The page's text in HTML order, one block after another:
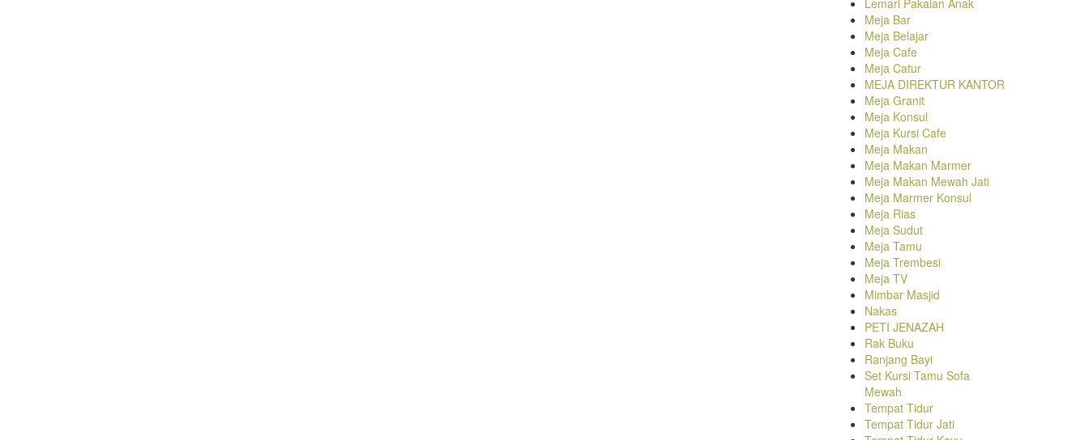
Lemari Pakaian Anak
Meja Bar
Meja Belajar
Meja Cafe
Meja Catur
MEJA DIREKTUR KANTOR
Meja Granit
Meja Konsul
Meja Kursi Cafe
Meja Makan
Meja Makan Marmer
Meja Makan Mewah Jati
Meja Marmer Konsul
Meja Rias
Meja Sudut
Meja Tamu
Meja Trembesi
Meja TV
Mimbar Masjid
Nakas
PETI JENAZAH
Rak Buku
Ranjang Bayi
Set Kursi Tamu Sofa
Mewah
Tempat Tidur
Tempat Tidur Jati